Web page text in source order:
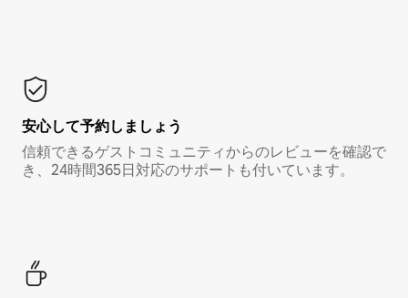
安心して予約しましょう
信頼できるゲストコミュニティからのレビューを確認で
き、24時間365日対応のサポートも付いています。